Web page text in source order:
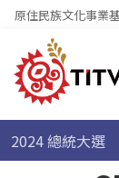
原住民族文化事業
2024 總統大選